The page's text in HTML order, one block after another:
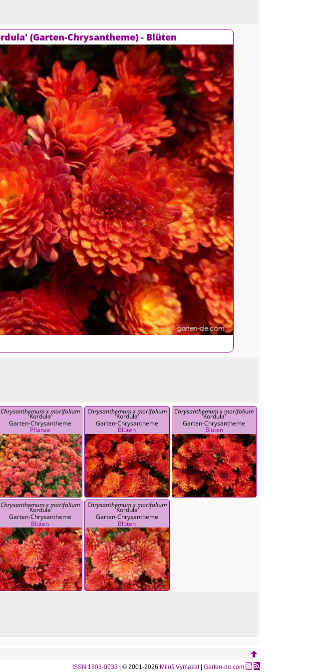
(Garten-Chrysantheme) - Blüten
Chrysanthemum x morifolium
'Kordula'
Garten-Chrysantheme
Pflanze
Chrysanthemum x morifolium
'Kordula'
Garten-Chrysantheme
Blüten
Chrysanthemum x morifolium
'Kordula'
Garten-Chrysantheme
Blüten
Chrysanthemum x morifolium
'Kordula'
Garten-Chrysantheme
Blüten
Chrysanthemum x morifolium
'Kordula'
Garten-Chrysantheme
Blüten
ISSN 1803-0033 | © 2001-2026 Miloš Vymazal Garten-de.com